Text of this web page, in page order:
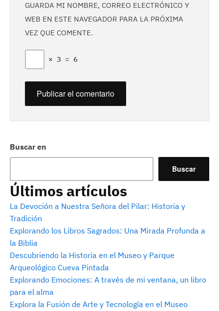
Buscar en
Buscar
Últimos artículos
La Devoción a Nuestra Señora del Pilar: Historia y
Tradición
Explorando los Libros Sagrados: Una Mirada Profunda a
la Biblia
Descubriendo la Historia en el Museo y Parque
Arqueológico Cueva Pintada
Explorando Emociones: A través de mi ventana, un libro
para el alma
Explora la Fusión de Arte y Tecnología en el Museo
GUARDA MI NOMBRE, CORREO ELECTRÓNICO Y
WEB EN ESTE NAVEGADOR PARA LA PRÓXIMA
VEZ QUE COMENTE.
× 3 = 6